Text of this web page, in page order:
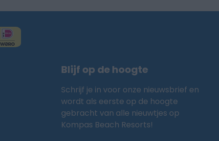
Blijf op de hoogte
Schrijf je in voor onze nieuwsbrief en
wordt als eerste op de hoogte
gebracht van alle nieuwtjes op
Kompas Beach Resorts!